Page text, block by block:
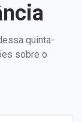
quinta-
sobre o